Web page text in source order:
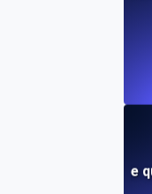
Qu'est-ce